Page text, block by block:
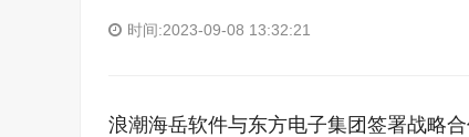
时间:2023-09-08 13:32:21
浪潮海岳软件与东方电子集团签署战略